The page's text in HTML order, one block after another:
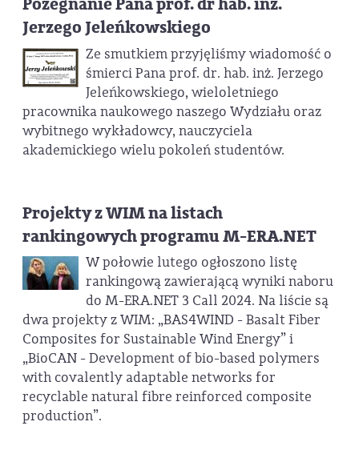
Jerzego Jeleńkowskiego
Ze smutkiem przyjęliśmy wiadomość o
śmierci Pana prof. dr. hab. inż. Jerzego
Jeleńkowskiego, wieloletniego
pracownika naukowego naszego Wydziału oraz
wybitnego wykładowcy, nauczyciela
akademickiego wielu pokoleń studentów.
Projekty z WIM na listach
rankingowych programu M-ERA.NET
W połowie lutego ogłoszono listę
rankingową zawierającą wyniki naboru
do M-ERA.NET 3 Call 2024. Na liście są
dwa projekty z WIM: „BAS4WIND - Basalt Fiber
Composites for Sustainable Wind Energy” i
„BioCAN - Development of bio-based polymers
with covalently adaptable networks for
recyclable natural fibre reinforced composite
production”.